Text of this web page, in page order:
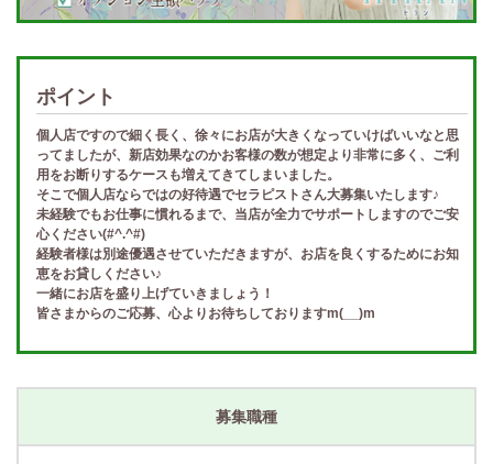
ポイント
個人店ですので細く長く、徐々にお店が大きくなっていけばいいなと思
ってましたが、新店効果なのかお客様の数が想定より非常に多く、ご利
用をお断りするケースも増えてきてしまいました。
そこで個人店ならではの好待遇でセラピストさん大募集いたします♪
未経験でもお仕事に慣れるまで、当店が全力でサポートしますのでご安
心ください(#^.^#)
経験者様は別途優遇させていただきますが、お店を良くするためにお知
恵をお貸しください♪
一緒にお店を盛り上げていきましょう！
皆さまからのご応募、心よりお待ちしておりますm(__)m
募集職種